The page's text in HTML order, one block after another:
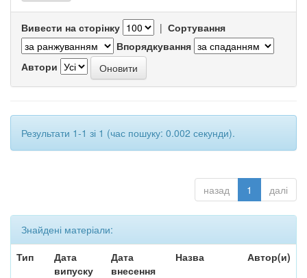
Вивести на сторінку | Сортування
Впорядкування
Автори
Результати 1-1 зі 1 (час пошуку: 0.002 секунди).
назад 1 далі
Знайдені матеріали:
Тип
Дата
випуску
Дата
внесення
Назва Автор(и)